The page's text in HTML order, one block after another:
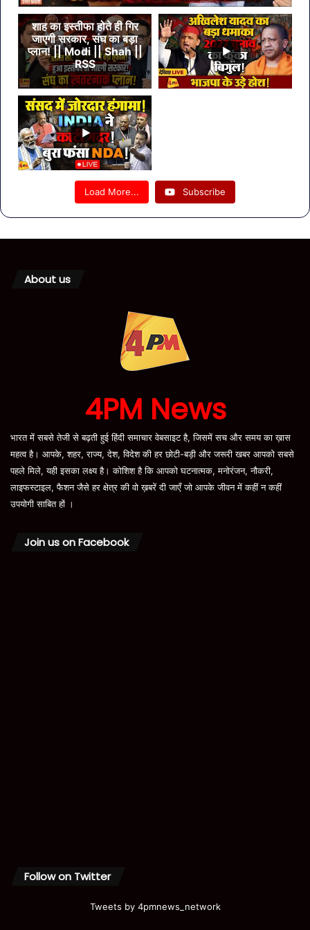
शाह का इस्तीफा होते ही गिर
जाएगी सरकार, संघ का बड़ा
प्लान! || Modi || Shah ||
RSS
Load More... Subscribe
About us
4PM News
भारत में सबसे तेजी से बढ़ती हुई हिंदी समाचार वेबसाइट है, जिसमें सच और समय का ख़ास
महत्व है। आपके, शहर, राज्य, देश, विदेश की हर छोटी-बड़ी और जरूरी खबर आपको सबसे
पहले मिले, यही इसका लक्ष्य है। कोशिश है कि आपको घटनात्मक, मनोरंजन, नौकरी,
लाइफस्टाइल, फैशन जैसे हर क्षेत्र की वो ख़बरें दी जाएँ जो आपके जीवन में कहीं न कहीं
उपयोगी साबित हों ।
Join us on Facebook
Follow on Twitter
Tweets by 4pmnews_network